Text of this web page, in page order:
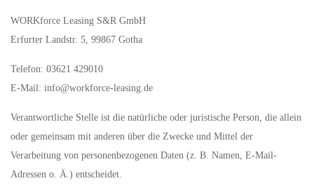
WORKforce Leasing S&R GmbH
Erfurter Landstr. 5, 99867 Gotha
Telefon: 03621 429010
E-Mail: info@workforce-leasing.de
Verantwortliche Stelle ist die natürliche oder juristische Person, die allein
oder gemeinsam mit anderen über die Zwecke und Mittel der
Verarbeitung von personenbezogenen Daten (z. B. Namen, E-Mail-
Adressen o. Ä.) entscheidet.